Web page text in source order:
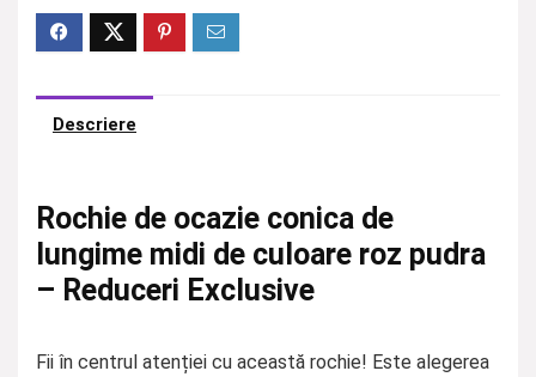
Descriere
Rochie de ocazie conica de
lungime midi de culoare roz pudra
– Reduceri Exclusive
Fii în centrul atenției cu această rochie! Este alegerea